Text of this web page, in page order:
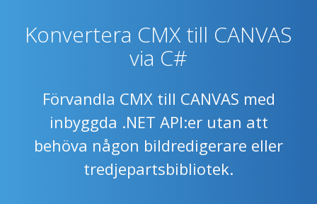
Konvertera CMX till CANVAS
via C#
Förvandla CMX till CANVAS med
inbyggda .NET API:er utan att
behöva någon bildredigerare eller
tredjepartsbibliotek.